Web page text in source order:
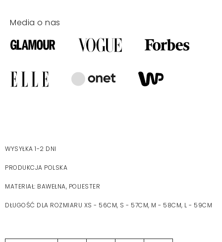
Media o nas
WYSYŁKA 1-2 DNI
PRODUKCJA POLSKA
MATERIAŁ: BAWEŁNA, POLIESTER
DŁUGOŚĆ DLA ROZMIARU XS - 56CM, S - 57CM, M - 58CM, L - 59CM